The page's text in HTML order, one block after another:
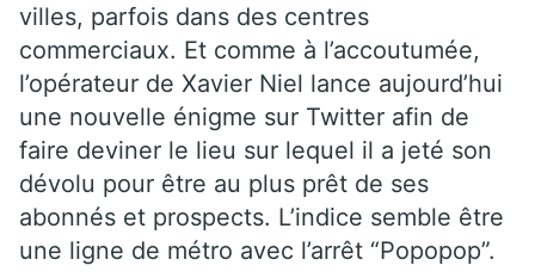
villes, parfois dans des centres
commerciaux. Et comme à l’accoutumée,
l’opérateur de Xavier Niel lance aujourd’hui
une nouvelle énigme sur Twitter afin de
faire deviner le lieu sur lequel il a jeté son
dévolu pour être au plus prêt de ses
abonnés et prospects. L’indice semble être
une ligne de métro avec l’arrêt “Popopop”.